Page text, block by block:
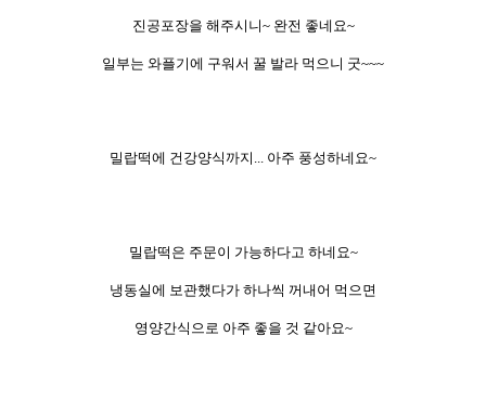
진공포장을 해주시니~ 완전 좋네요~
일부는 와플기에 구워서 꿀 발라 먹으니 굿~~~
밀랍떡에 건강양식까지... 아주 풍성하네요~
밀랍떡은 주문이 가능하다고 하네요~
냉동실에 보관했다가 하나씩 꺼내어 먹으면
영양간식으로 아주 좋을 것 같아요~